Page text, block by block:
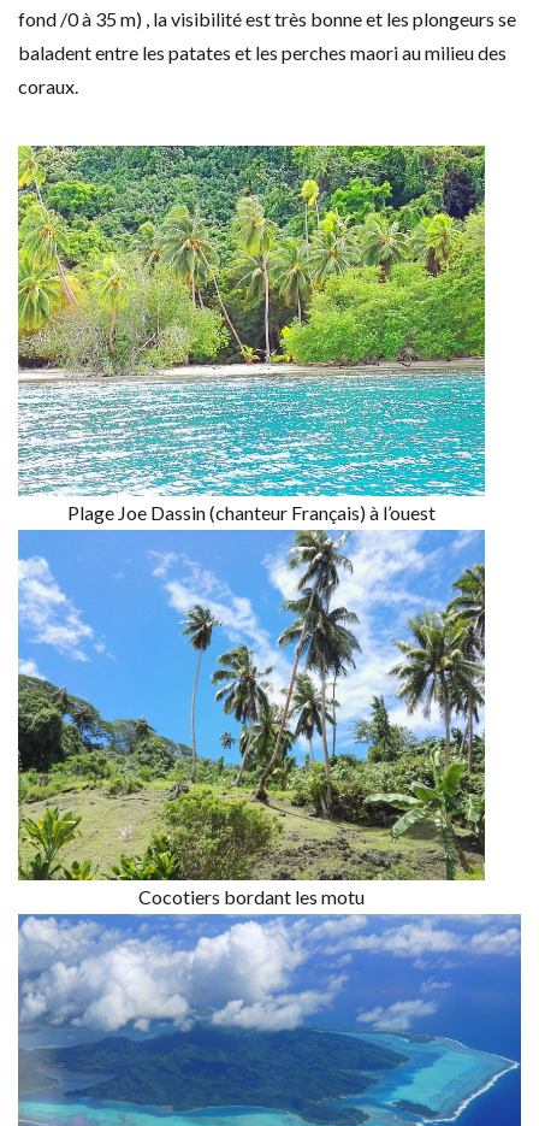
fond /0 à 35 m) , la visibilité est très bonne et les plongeurs se
baladent entre les patates et les perches maori au milieu des
coraux.
Plage Joe Dassin (chanteur Français) à l’ouest
Cocotiers bordant les motu